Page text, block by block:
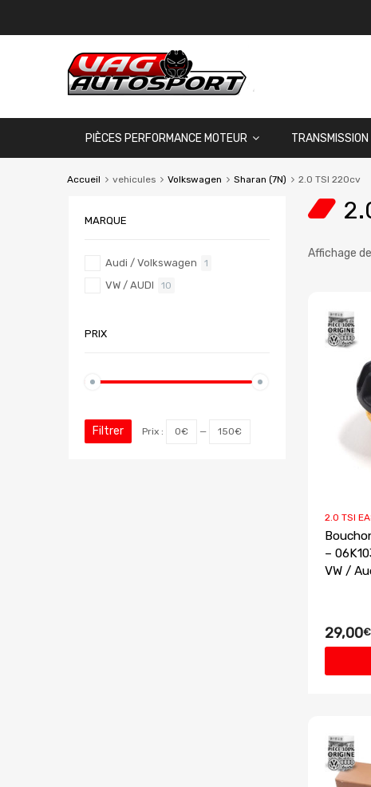
PIÈCES PERFORMANCE MOTEUR TRANSMISSION
Accueil vehicules Volkswagen Sharan (7N) 2.0 TSI 220cv
Affichage
2.0 TSI
–
VW /
29,00€
MARQUE
Audi / Volkswagen 1
VW / AUDI 10
PRIX
Filtrer Prix : 0€ — 150€